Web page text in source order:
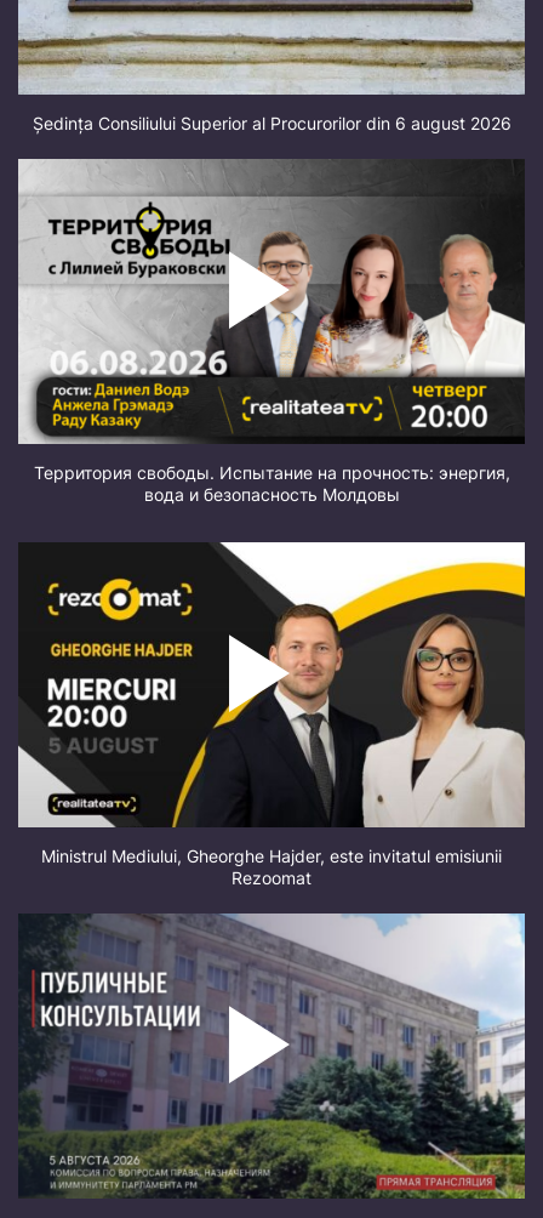
Ședința Consiliului Superior al Procurorilor din 6 august 2026
Территория свободы. Испытание на прочность: энергия,
вода и безопасность Молдовы
Ministrul Mediului, Gheorghe Hajder, este invitatul emisiunii
Rezoomat